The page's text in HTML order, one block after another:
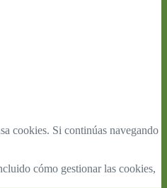
cookies. Si continúas navegando
cómo gestionar las cookies,